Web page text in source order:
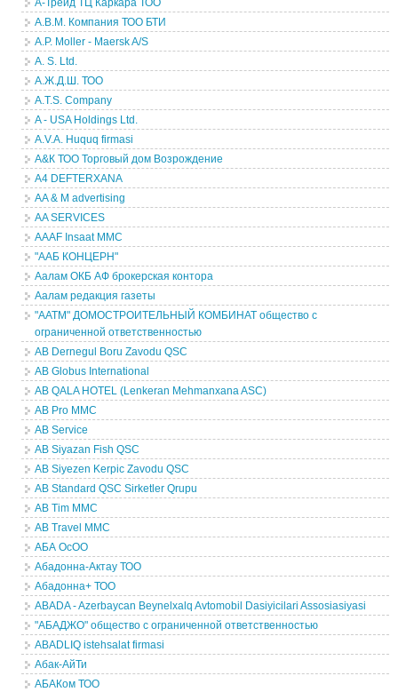
А-Трейд ТЦ Каркара ТОО
А.В.М. Компания ТОО БТИ
A.P. Moller - Maersk A/S
A. S. Ltd.
А.Ж.Д.Ш. ТОО
A.T.S. Company
A - USA Holdings Ltd.
A.V.A. Huquq firmasi
А&К ТОО Торговый дом Возрождение
A4 DEFTERXANA
AA & M advertising
AA SERVICES
AAAF Insaat MMC
"ААБ КОНЦЕРН"
Аалам ОКБ АФ брокерская контора
Аалам редакция газеты
"ААТМ" ДОМОСТРОИТЕЛЬНЫЙ КОМБИНАТ общество с
ограниченной ответственностью
AB Dernegul Boru Zavodu QSC
AB Globus International
AB QALA HOTEL (Lenkeran Mehmanxana ASC)
AB Pro MMC
AB Service
AB Siyazan Fish QSC
AB Siyezen Kerpic Zavodu QSC
AB Standard QSC Sirketler Qrupu
AB Tim MMC
AB Travel MMC
АБА ОсОО
Абадонна-Актау ТОО
Абадонна+ ТОО
ABADA - Azerbaycan Beynelxalq Avtomobil Dasiyicilari Assosiasiyasi
"АБАДЖО" общество с ограниченной ответственностью
ABADLIQ istehsalat firmasi
Абак-АйТи
АБАКом ТОО